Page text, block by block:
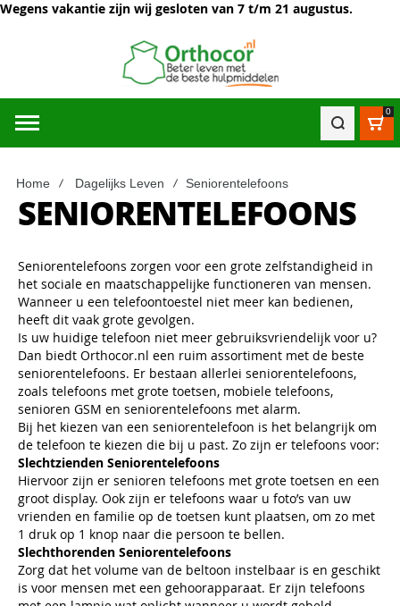
Wegens vakantie zijn wij gesloten van 7 t/m 21 augustus.
0
Home Dagelijks Leven Seniorentelefoons
SENIORENTELEFOONS
Seniorentelefoons zorgen voor een grote zelfstandigheid in
het sociale en maatschappelijke functioneren van mensen.
Wanneer u een telefoontoestel niet meer kan bedienen,
heeft dit vaak grote gevolgen.
Is uw huidige telefoon niet meer gebruiksvriendelijk voor u?
Dan biedt Orthocor.nl een ruim assortiment met de beste
seniorentelefoons. Er bestaan allerlei seniorentelefoons,
zoals telefoons met grote toetsen, mobiele telefoons,
senioren GSM en seniorentelefoons met alarm.
Bij het kiezen van een seniorentelefoon is het belangrijk om
de telefoon te kiezen die bij u past. Zo zijn er telefoons voor:
Slechtzienden Seniorentelefoons
Hiervoor zijn er senioren telefoons met grote toetsen en een
groot display. Ook zijn er telefoons waar u foto’s van uw
vrienden en familie op de toetsen kunt plaatsen, om zo met
1 druk op 1 knop naar die persoon te bellen.
Slechthorenden Seniorentelefoons
Zorg dat het volume van de beltoon instelbaar is en geschikt
is voor mensen met een gehoorapparaat. Er zijn telefoons